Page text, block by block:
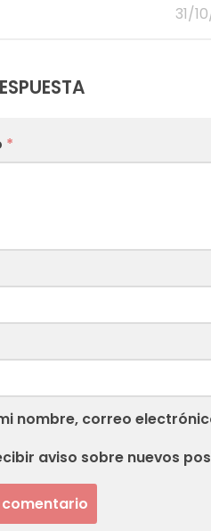
31/
*
nombre, correo
aviso sobre nuevos